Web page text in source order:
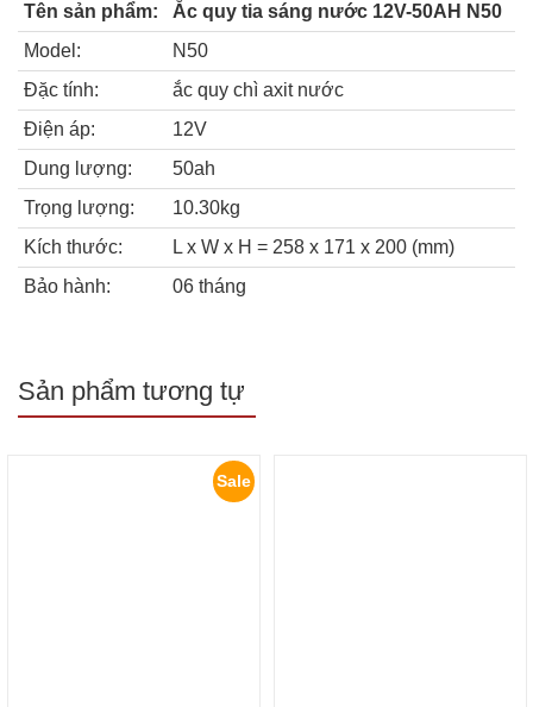
Tên sản phẩm:
Ắc quy tia sáng nước 12V-50AH N50
Model:
N50
Đặc tính:
ắc quy chì axit nước
Điện áp:
12V
Dung lượng:
50ah
Trọng lượng:
10.30kg
Kích thước:
L x W x H = 258 x 171 x 200 (mm)
Bảo hành:
06 tháng
Sản phẩm tương tự
Sale